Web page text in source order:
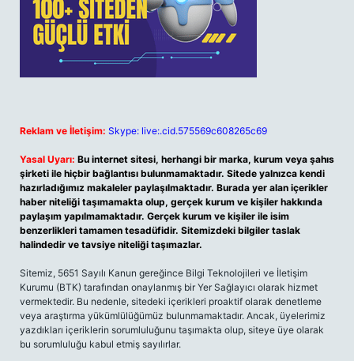
Reklam ve İletişim: Skype: live:.cid.575569c608265c69
Yasal Uyarı: Bu internet sitesi, herhangi bir marka, kurum veya şahıs
şirketi ile hiçbir bağlantısı bulunmamaktadır. Sitede yalnızca kendi
hazırladığımız makaleler paylaşılmaktadır. Burada yer alan içerikler
haber niteliği taşımamakta olup, gerçek kurum ve kişiler hakkında
paylaşım yapılmamaktadır. Gerçek kurum ve kişiler ile isim
benzerlikleri tamamen tesadüfidir. Sitemizdeki bilgiler taslak
halindedir ve tavsiye niteliği taşımazlar.
Sitemiz, 5651 Sayılı Kanun gereğince Bilgi Teknolojileri ve İletişim
Kurumu (BTK) tarafından onaylanmış bir Yer Sağlayıcı olarak hizmet
vermektedir. Bu nedenle, sitedeki içerikleri proaktif olarak denetleme
veya araştırma yükümlülüğümüz bulunmamaktadır. Ancak, üyelerimiz
yazdıkları içeriklerin sorumluluğunu taşımakta olup, siteye üye olarak
bu sorumluluğu kabul etmiş sayılırlar.